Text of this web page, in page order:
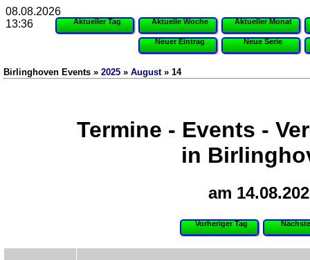
Aktueller Tag Aktuelle Woche Aktueller Monat
Neuer Eintrag Neue Serie
Birlinghoven Events » 2025 » August» 14
Termine - Events -
in
am
Vorheriger Tag
08.08.2026
13:36